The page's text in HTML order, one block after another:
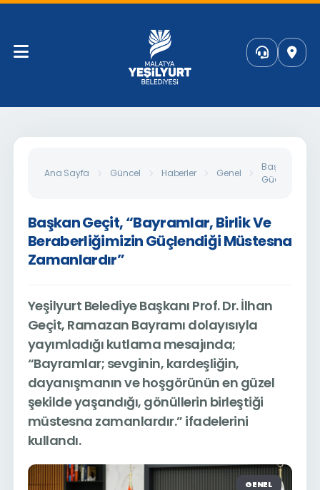
Ana Sayfa Güncel Haberler Genel
Başkan
Güçlendiği
Başkan Geçit, “Bayramlar, Birlik Ve
Beraberliğimizin Güçlendiği Müstesna
Zamanlardır”
Yeşilyurt Belediye Başkanı Prof. Dr. İlhan
Geçit, Ramazan Bayramı dolayısıyla
yayımladığı kutlama mesajında;
“Bayramlar; sevginin, kardeşliğin,
dayanışmanın ve hoşgörünün en güzel
şekilde yaşandığı, gönüllerin birleştiği
müstesna zamanlardır.” ifadelerini
kullandı.
GENEL